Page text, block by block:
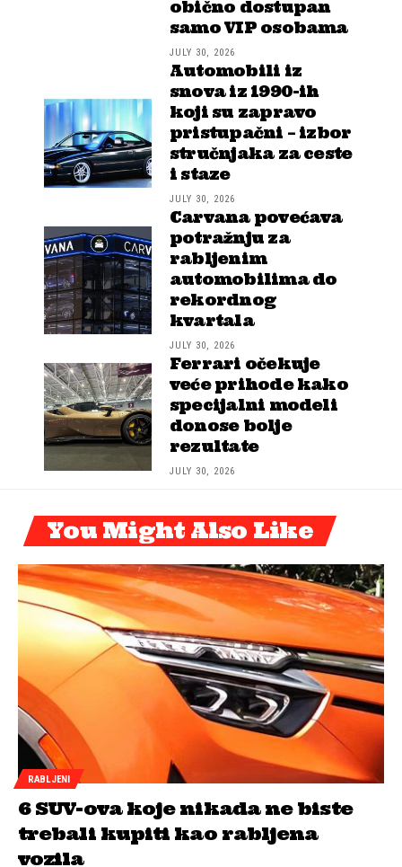
obično dostupan
samo VIP osobama
JULY 30, 2026
Automobili iz
snova iz 1990-ih
koji su zapravo
pristupačni – izbor
stručnjaka za ceste
i staze
JULY 30, 2026
Carvana povećava
potražnju za
rabljenim
automobilima do
rekordnog
kvartala
JULY 30, 2026
Ferrari očekuje
veće prihode kako
specijalni modeli
donose bolje
rezultate
JULY 30, 2026
You Might Also Like
RABLJENI
6 SUV-ova koje nikada ne biste
trebali kupiti kao rabljena
vozila